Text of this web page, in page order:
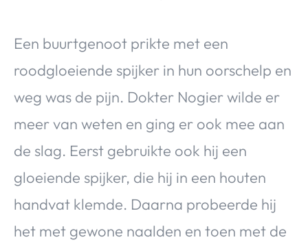
Een buurtgenoot prikte met een
roodgloeiende spijker in hun oorschelp en
weg was de pijn. Dokter Nogier wilde er
meer van weten en ging er ook mee aan
de slag. Eerst gebruikte ook hij een
gloeiende spijker, die hij in een houten
handvat klemde. Daarna probeerde hij
het met gewone naalden en toen met de